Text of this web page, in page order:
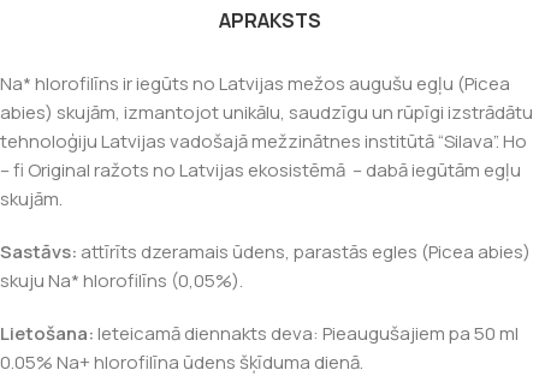
APRAKSTS
Na* hlorofilīns ir iegūts no Latvijas mežos augušu egļu (Picea
abies) skujām, izmantojot unikālu, saudzīgu un rūpīgi izstrādātu
tehnoloģiju Latvijas vadošajā mežzinātnes institūtā “Silava”. Ho
– fi Original ražots no Latvijas ekosistēmā – dabā iegūtām egļu
skujām.
Sastāvs: attīrīts dzeramais ūdens, parastās egles (Picea abies)
skuju Na* hlorofilīns (0,05%).
Lietošana:Ieteicamā diennakts deva: Pieaugušajiem pa 50 ml
0.05% Na+ hlorofilīna ūdens šķīduma dienā.